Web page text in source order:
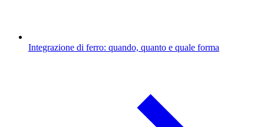
Integrazione di ferro: quando, quanto e quale forma